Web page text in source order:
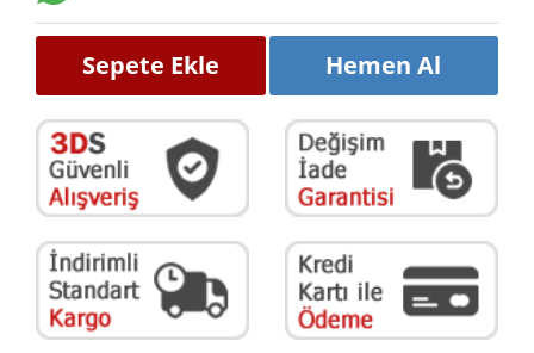
Sepete Ekle Hemen Al